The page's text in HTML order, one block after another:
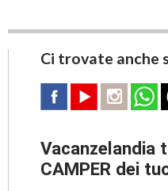
Ci trovate anche
Vacanzelandia
CAMPER dei